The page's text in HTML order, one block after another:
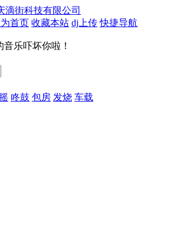
滴街科技有限公司
首页 收藏本站 dj上传 快捷导航
咚鼓 包房 发烧 车载